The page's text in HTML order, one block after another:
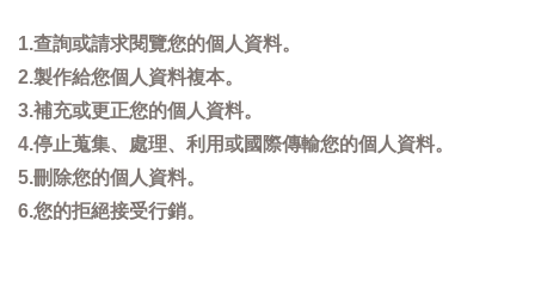
1.查詢或請求閱覽您的個人資料。
2.製作給您個人資料複本。
3.補充或更正您的個人資料。
4.停止蒐集、處理、利用或國際傳輸您的個人資料。
5.刪除您的個人資料。
6.您的拒絕接受行銷。